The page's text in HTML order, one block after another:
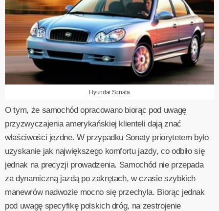
Hyundai Sonata
O tym, że samochód opracowano biorąc pod uwagę
przyzwyczajenia amerykańskiej klienteli dają znać
właściwości jezdne. W przypadku Sonaty priorytetem było
uzyskanie jak największego komfortu jazdy, co odbiło się
jednak na precyzji prowadzenia. Samochód nie przepada
za dynamiczną jazdą po zakrętach, w czasie szybkich
manewrów nadwozie mocno się przechyla. Biorąc jednak
pod uwagę specyfikę polskich dróg, na zestrojenie